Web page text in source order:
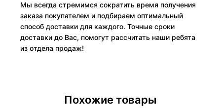
Мы всегда стремимся сократить время получения
заказа покупателем и подбираем оптимальный
способ доставки для каждого. Точные сроки
доставки до Вас, помогут рассчитать наши ребята
из отдела продаж!
Похожие товары